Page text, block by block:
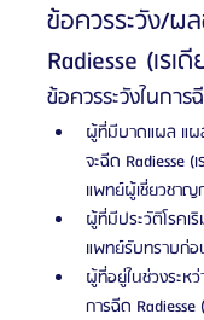
ข้อควรระวัง/ผ
Radiesse (เรเ
ข้อควรระวังในกา
ผู้ที่มีบาดแผล แผ
จะฉีด Radiesse
แพทย์ผู้เชี่ยวชาญ
ผู้ที่มีประวัติโรคเ
แพทย์รับทราบก่อ
ผู้ที่อยู่ในช่วงระห
การฉีด Radiesse